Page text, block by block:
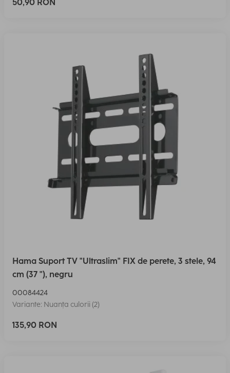
50,90 RON
Hama Suport TV "Ultraslim" FIX de perete, 3 stele, 94
cm (37 "), negru
00084424
Variante: Nuanța culorii (2)
135,90 RON